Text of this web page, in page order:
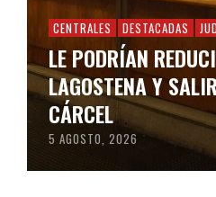
CENTRALES DESTACADAS
LE PODRÍAN
LAGOSTENA Y
CÁRCEL
5 AGOSTO, 2026